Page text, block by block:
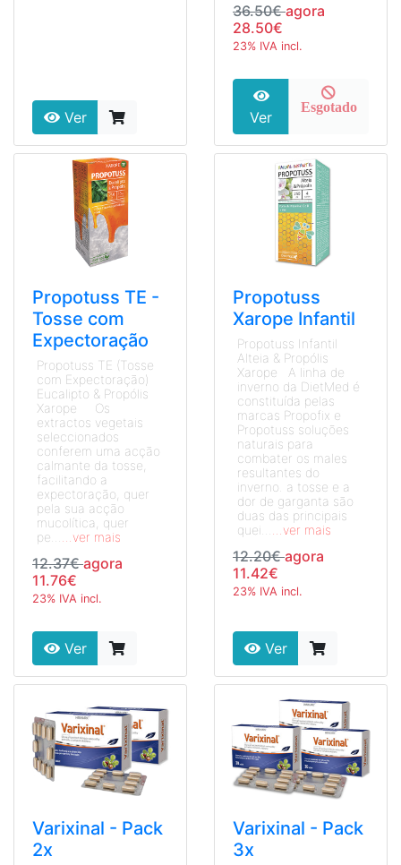
Ver
36.50€agora
28.50€
23% IVA incl.
Ver
Esgotado
Propotuss TE -
Tosse com
Expectoração
Propotuss TE (Tosse
com Expectoração)
Eucalipto & Propólis
Xarope Os
extractos vegetais
seleccionados
conferem uma acção
calmante da tosse,
facilitando a
expectoração, quer
pela sua acção
mucolítica, quer
pe...
...ver mais
12.37€agora
11.76€
23% IVA incl.
Ver
Propotuss
Xarope Infantil
Propotuss Infantil
Alteia & Propólis
Xarope A linha de
inverno da DietMed é
constituída pelas
marcas Propofix e
Propotuss soluções
naturais para
combater os males
resultantes do
inverno. a tosse e a
dor de garganta são
duas das principais
quei...
...ver mais
12.20€agora
11.42€
23% IVA incl.
Ver
Varixinal - Pack
2x
Varixinal - Pack
3x